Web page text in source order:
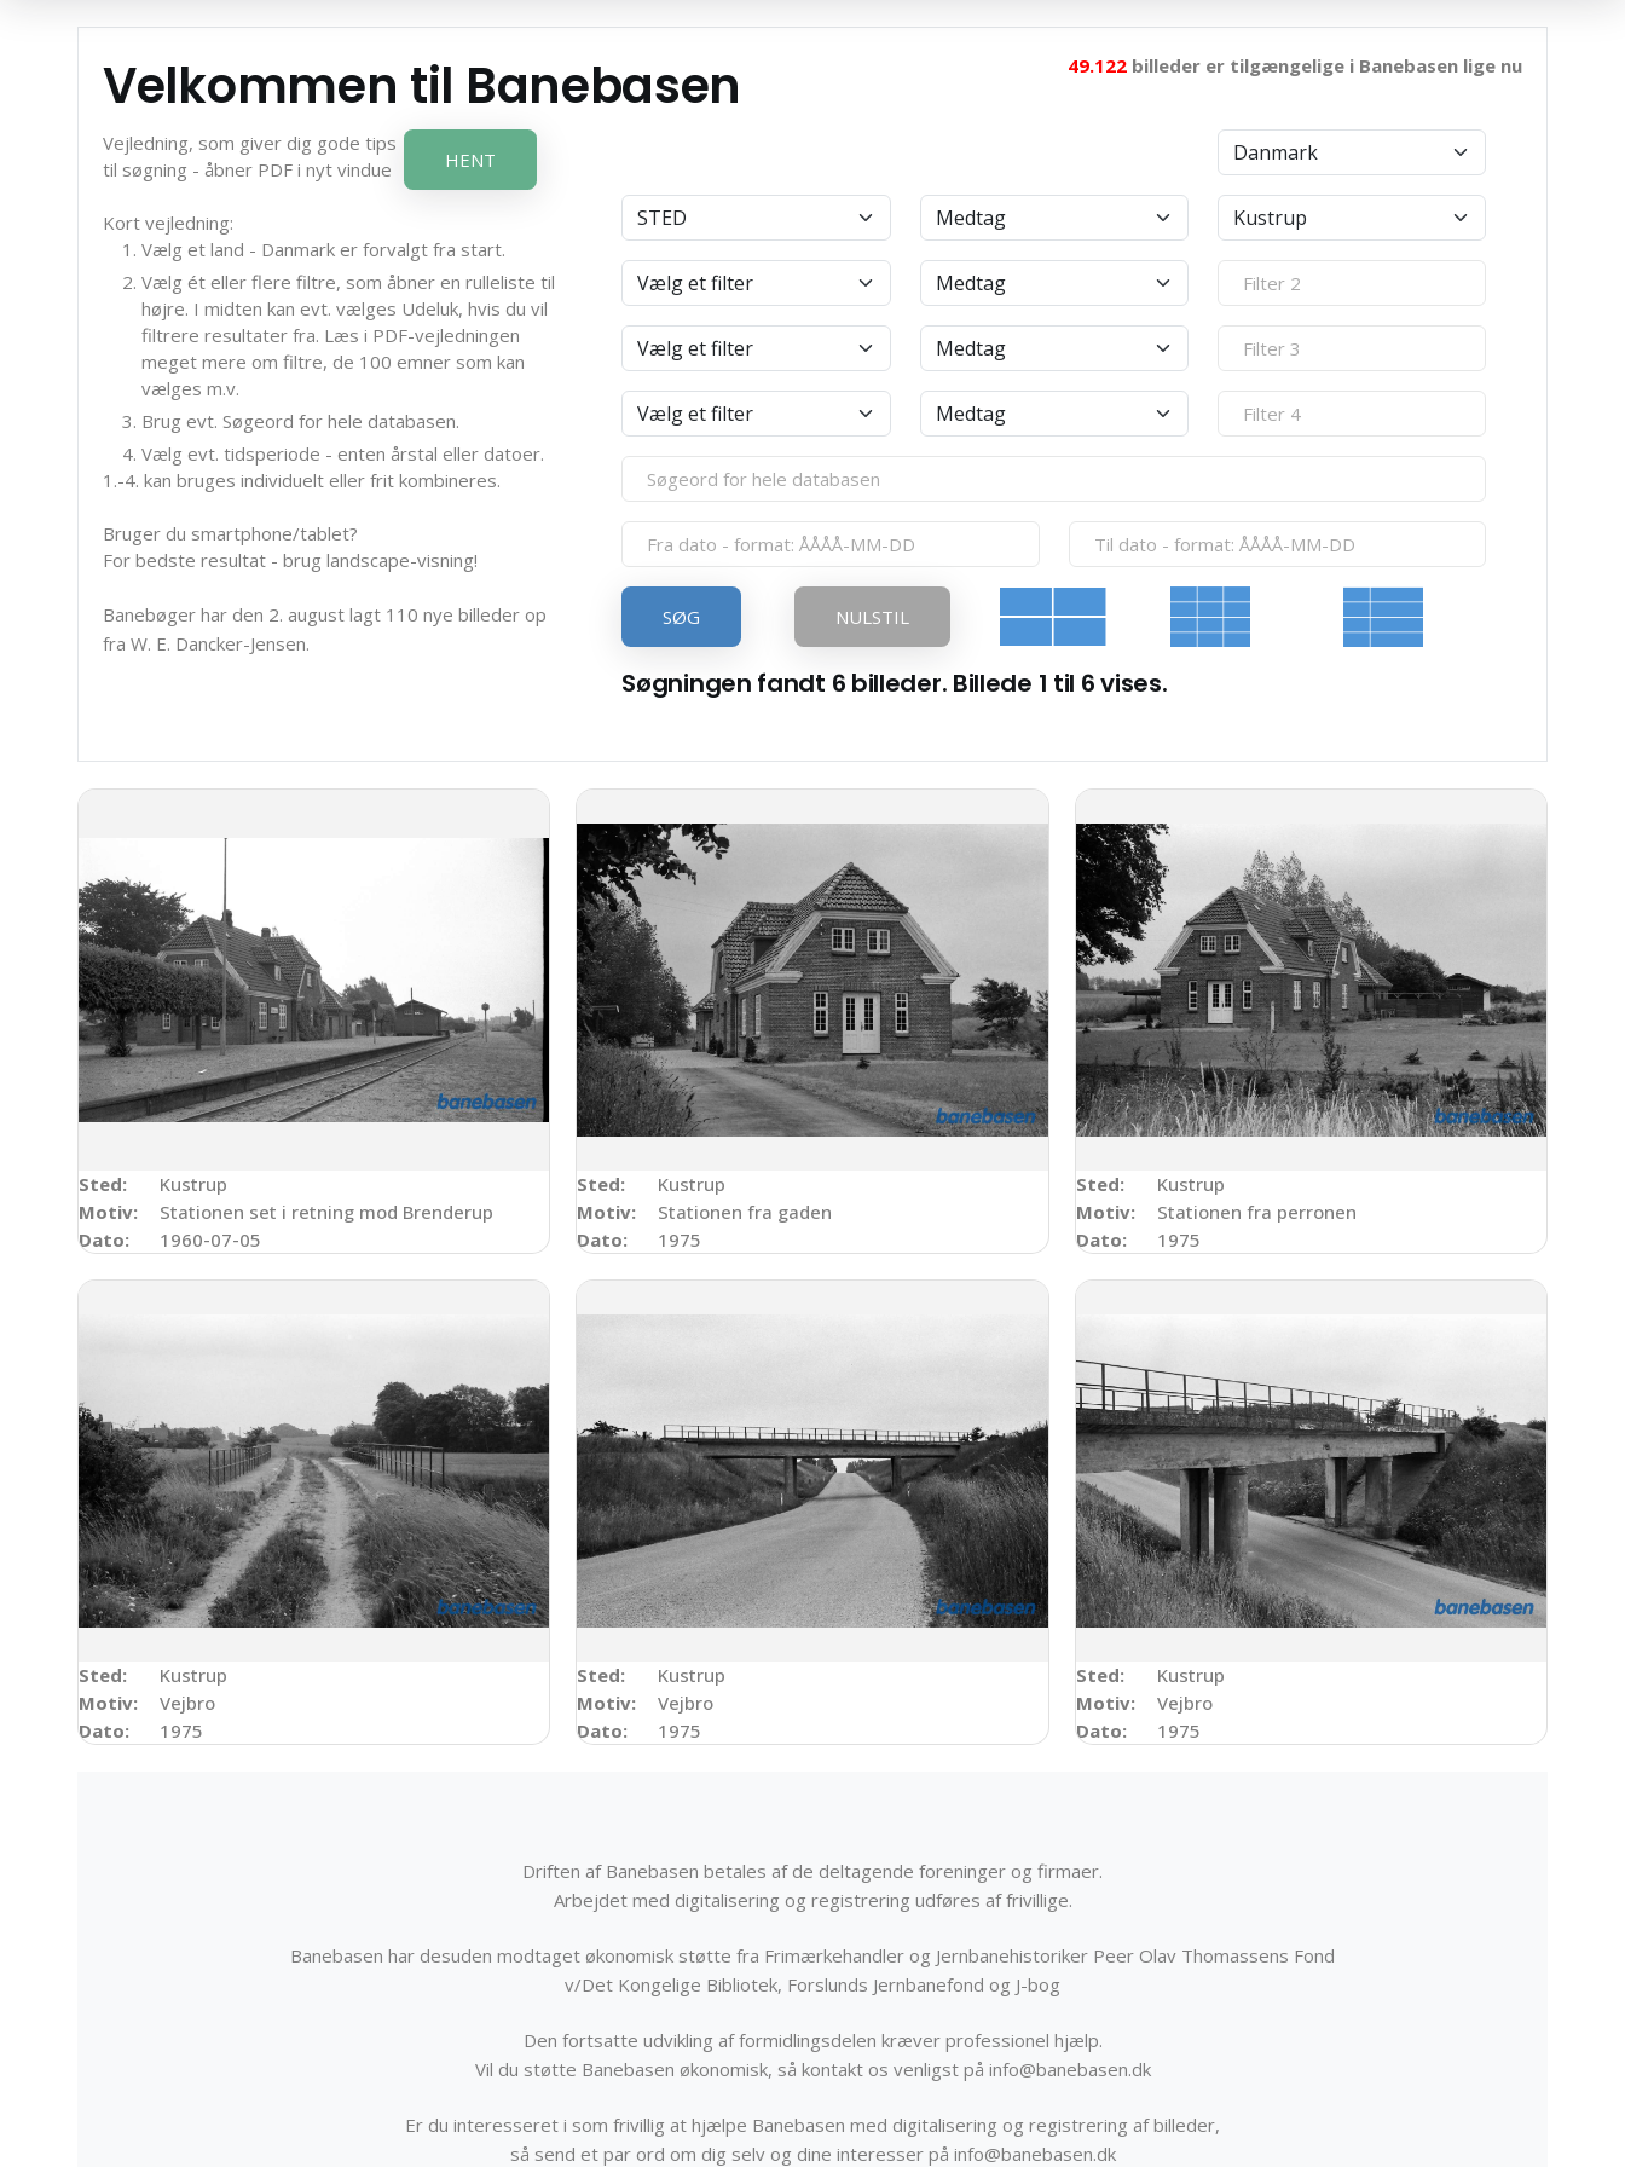
Velkommen til Banebasen 49.122 billeder er tilgængelige i Banebasen lige nu
Vejledning, som giver dig gode tips
til søgning - åbner PDF i nyt vindue
HENT
Kort vejledning:
Vælg et land - Danmark er forvalgt fra start.
Vælg ét eller flere filtre, som åbner en rulleliste til
højre. I midten kan evt. vælges Udeluk, hvis du vil
filtrere resultater fra. Læs i PDF-vejledningen
meget mere om filtre, de 100 emner som kan
vælges m.v.
Brug evt. Søgeord for hele databasen.
Vælg evt. tidsperiode - enten årstal eller datoer.
1.-4. kan bruges individuelt eller frit kombineres.
Bruger du smartphone/tablet?
For bedste resultat - brug landscape-visning!
Banebøger har den 2. august lagt 110 nye billeder op
fra W. E. Dancker-Jensen.
SØG NULSTIL
Søgningen fandt 6 billeder. Billede 1 til 6 vises.
Sted:
Kustrup
Motiv:
Stationen set i retning mod Brenderup
Dato:
1960-07-05
Sted:
Kustrup
Motiv:
Stationen fra gaden
Dato:
1975
Sted:
Kustrup
Motiv:
Stationen fra perronen
Dato:
1975
Sted:
Kustrup
Motiv:
Vejbro
Dato:
1975
Sted:
Kustrup
Motiv:
Vejbro
Dato:
1975
Sted:
Kustrup
Motiv:
Vejbro
Dato:
1975
Driften af Banebasen betales af de deltagende foreninger og firmaer.
Arbejdet med digitalisering og registrering udføres af frivillige.
Banebasen har desuden modtaget økonomisk støtte fra Frimærkehandler og Jernbanehistoriker Peer Olav Thomassens Fond
v/Det Kongelige Bibliotek, Forslunds Jernbanefond og J-bog
Den fortsatte udvikling af formidlingsdelen kræver professionel hjælp.
Vil du støtte Banebasen økonomisk, så kontakt os venligst på info@banebasen.dk
Er du interesseret i som frivillig at hjælpe Banebasen med digitalisering og registrering af billeder,
så send et par ord om dig selv og dine interesser på info@banebasen.dk